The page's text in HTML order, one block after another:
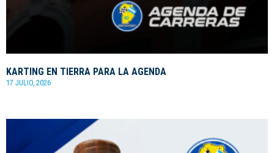
KARTING EN TIERRA PARA LA AGENDA
17 JULIO, 2026